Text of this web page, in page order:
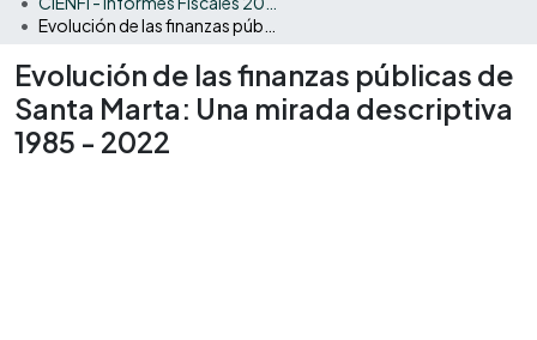
Evolución de las finanzas públicas de
Santa Marta: Una mirada descriptiva
1985 - 2022